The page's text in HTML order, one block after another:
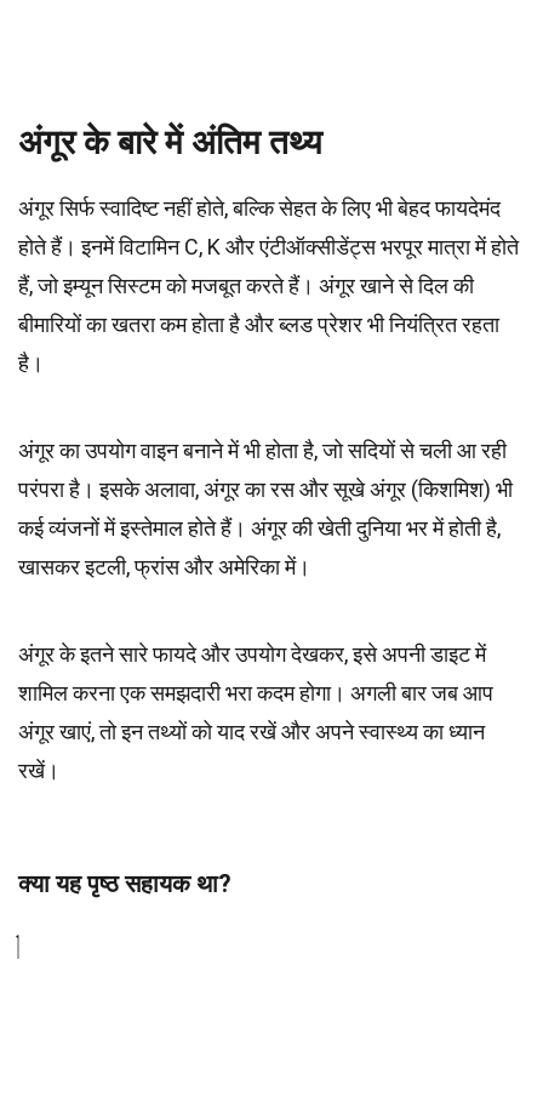
अंगूर के बारे में अंतिम तथ्य
अंगूर सिर्फ स्वादिष्ट नहीं होते, बल्कि सेहत के लिए भी बेहद फायदेमंद
होते हैं। इनमें विटामिन C, K और एंटीऑक्सीडेंट्स भरपूर मात्रा में होते
हैं, जो इम्यून सिस्टम को मजबूत करते हैं। अंगूर खाने से दिल की
बीमारियों का खतरा कम होता है और ब्लड प्रेशर भी नियंत्रित रहता
है।
अंगूर का उपयोग वाइन बनाने में भी होता है, जो सदियों से चली आ रही
परंपरा है। इसके अलावा, अंगूर का रस और सूखे अंगूर (किशमिश) भी
कई व्यंजनों में इस्तेमाल होते हैं। अंगूर की खेती दुनिया भर में होती है,
खासकर इटली, फ्रांस और अमेरिका में।
अंगूर के इतने सारे फायदे और उपयोग देखकर, इसे अपनी डाइट में
शामिल करना एक समझदारी भरा कदम होगा। अगली बार जब आप
अंगूर खाएं, तो इन तथ्यों को याद रखें और अपने स्वास्थ्य का ध्यान
रखें।
क्या यह पृष्ठ सहायक था?